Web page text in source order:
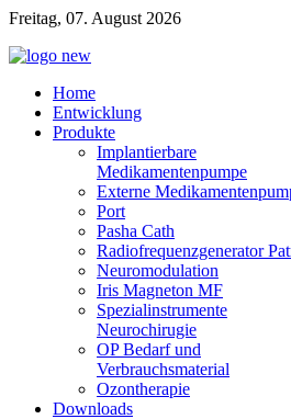
Freitag, 07. August 2026
Home
Entwicklung
Produkte
Implantierbare
Medikamentenpumpe
Externe
Port
Pasha Cath
Radiofrequenzgenerator
Neuromodulation
Iris Magneton MF
Spezialinstrumente
Neurochirugie
OP Bedarf und
Verbrauchsmaterial
Ozontherapie
Downloads